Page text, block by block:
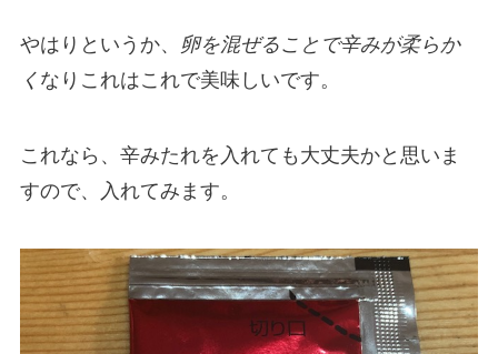
やはりというか、
卵を混ぜることで辛みが柔らか
く なりこれはこれで美味しいです。
これなら、辛みたれを入れても大丈夫かと思いま
すので、入れてみます。